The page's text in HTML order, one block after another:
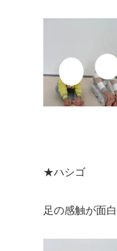
★ハシゴ
足の感触が面白